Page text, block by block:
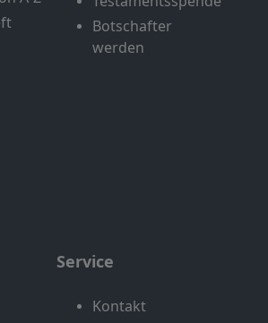
Botschafter
werden
Service
Kontakt